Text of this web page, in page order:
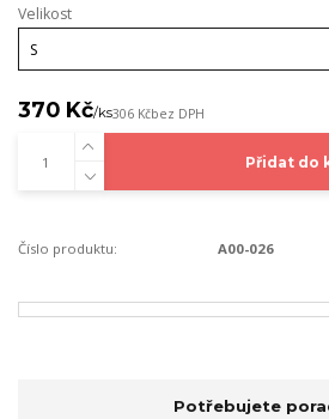
Velikost
370 Kč/ks306 Kčbez DPH
Přidat do
Číslo produktu: A00-026
Potřebujete